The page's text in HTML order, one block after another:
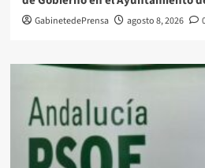
GabinetedePrensa agosto 8, 2026